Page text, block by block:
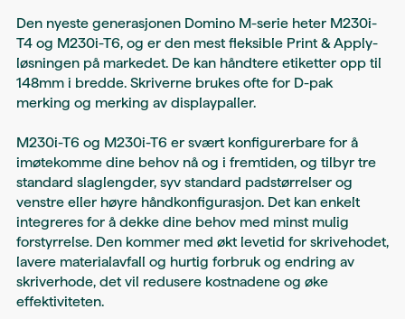
Den nyeste generasjonen Domino M-serie heter M230i-
T4 og M230i-T6, og er den mest fleksible Print & Apply-
løsningen på markedet. De kan håndtere etiketter opp til
148mm i bredde. Skriverne brukes ofte for D-pak
merking og merking av displaypaller.
M230i-T6 og M230i-T6 er svært konfigurerbare for å
imøtekomme dine behov nå og i fremtiden, og tilbyr tre
standard slaglengder, syv standard padstørrelser og
venstre eller høyre håndkonfigurasjon. Det kan enkelt
integreres for å dekke dine behov med minst mulig
forstyrrelse. Den kommer med økt levetid for skrivehodet,
lavere materialavfall og hurtig forbruk og endring av
skriverhode, det vil redusere kostnadene og øke
effektiviteten.